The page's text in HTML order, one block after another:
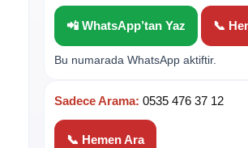
📲 WhatsApp’tan Yaz 📞
Bu numarada WhatsApp aktiftir.
Sadece Arama: 0535 476 37 12
📞 Hemen Ara